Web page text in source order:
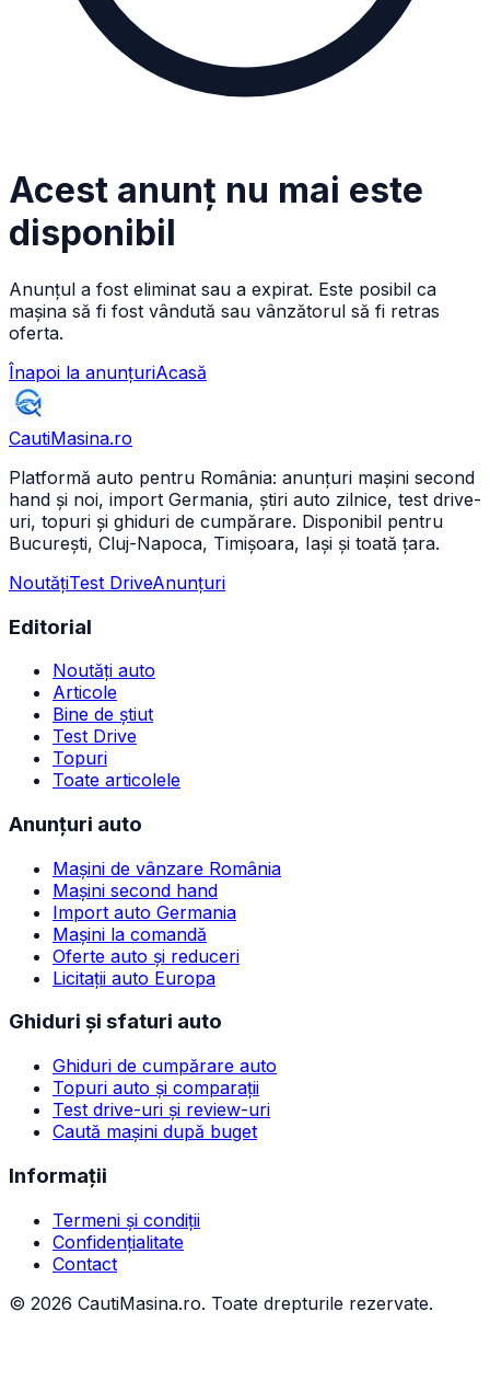
Acest anunț nu mai este
disponibil
Anunțul a fost eliminat sau a expirat. Este posibil ca
mașina să fi fost vândută sau vânzătorul să fi retras
oferta.
Înapoi la anunțuriAcasă
CautiMasina.ro
Platformă auto pentru România: anunțuri mașini second
hand și noi, import Germania, știri auto zilnice, test drive-
uri, topuri și ghiduri de cumpărare. Disponibil pentru
București, Cluj-Napoca, Timișoara, Iași și toată țara.
NoutățiTest DriveAnunțuri
Editorial
Noutăți auto
Articole
Bine de știut
Test Drive
Topuri
Toate articolele
Anunțuri auto
Mașini de vânzare România
Mașini second hand
Import auto Germania
Mașini la comandă
Oferte auto și reduceri
Licitații auto Europa
Ghiduri și sfaturi auto
Ghiduri de cumpărare auto
Topuri auto și comparații
Test drive-uri și review-uri
Caută mașini după buget
Informații
Termeni și condiții
Confidențialitate
Contact
© 2026 CautiMasina.ro. Toate drepturile rezervate.